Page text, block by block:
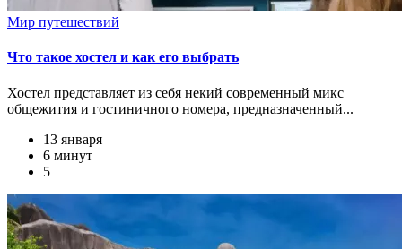
Мир путешествий
Что такое хостел и как его выбрать
Хостел представляет из себя некий современный микс
общежития и гостиничного номера, предназначенный...
13 января
6 минут
5